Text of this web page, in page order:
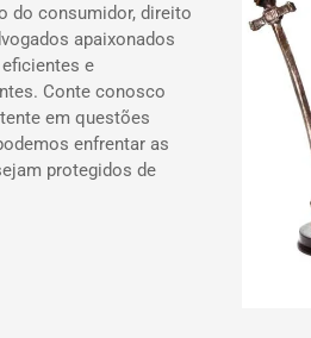
do consumidor, direito
apaixonados
e
Conte conosco
em questões
enfrentar as
protegidos de